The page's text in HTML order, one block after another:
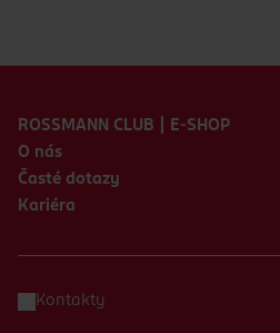
ROSSMANN CLUB | E-SHOP
O nás
Časté dotazy
Kariéra
Kontakty